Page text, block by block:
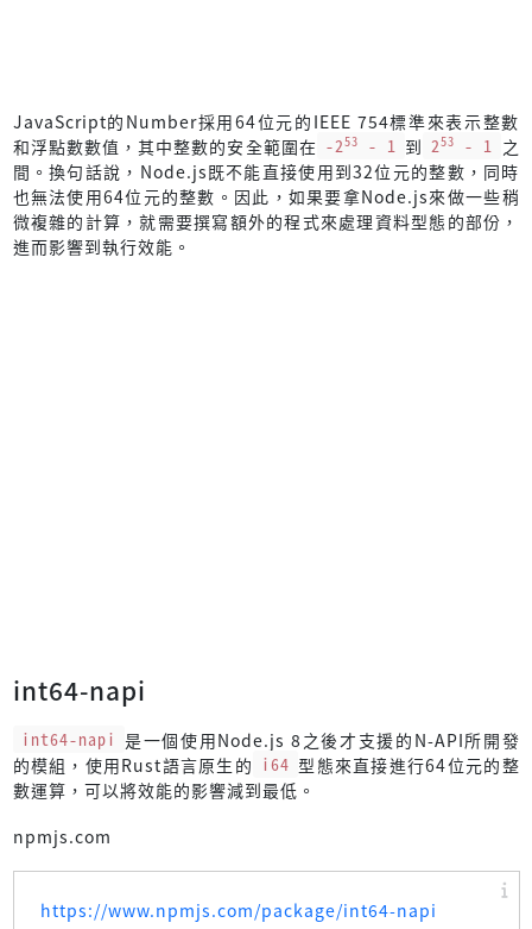
JavaScript的Number採用64位元的IEEE 754標準來表示整數
和浮點數數值，其中整數的安全範圍在 -253 - 1 到 253 - 1 之
間。換句話說，Node.js既不能直接使用到32位元的整數，同時
也無法使用64位元的整數。因此，如果要拿Node.js來做一些稍
微複雜的計算，就需要撰寫額外的程式來處理資料型態的部份，
進而影響到執行效能。
int64-napi
int64-napi 是一個使用Node.js 8之後才支援的N-API所開發
的模組，使用Rust語言原生的 i64 型態來直接進行64位元的整
數運算，可以將效能的影響減到最低。
npmjs.com
https://www.npmjs.com/package/int64-napi